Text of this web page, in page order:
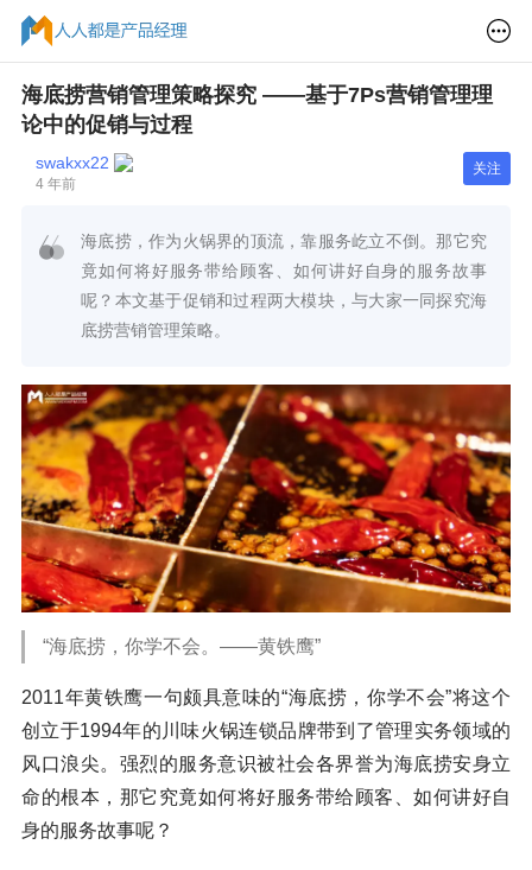
海底捞营销管理策略探究 ——基于7Ps营销管理理
论中的促销与过程
swakxx22
4 年前
关注
海底捞，作为火锅界的顶流，靠服务屹立不倒。那它究
竟如何将好服务带给顾客、如何讲好自身的服务故事
呢？本文基于促销和过程两大模块，与大家一同探究海
底捞营销管理策略。
“海底捞，你学不会。——黄铁鹰”
2011年黄铁鹰一句颇具意味的“海底捞，你学不会”将这个
创立于1994年的川味火锅连锁品牌带到了管理实务领域的
风口浪尖。强烈的服务意识被社会各界誉为海底捞安身立
命的根本，那它究竟如何将好服务带给顾客、如何讲好自
身的服务故事呢？